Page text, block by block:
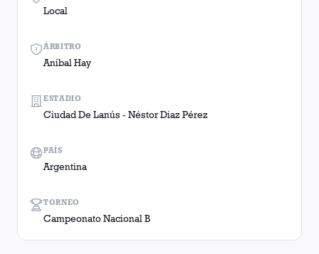
ÁRBITRO
Aníbal Hay
TORNEO
Campeonato Nacional B
Local
ESTADIO
Ciudad De Lanús - Néstor Diaz Pérez
PAÍS
Argentina